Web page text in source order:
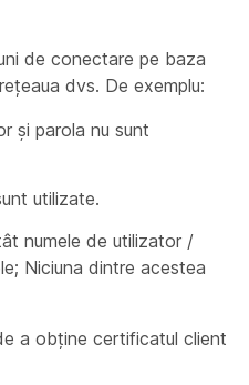
de conectare pe baza
dvs. De exemplu:
și parola nu sunt
utilizate.
numele de utilizator /
Niciuna dintre acestea
a obține certificatul client